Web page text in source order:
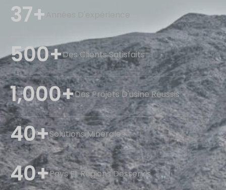
37+
500+Des Clients Satisfaits
1,000+Des Projets D'usine Réussis
40+Solutions Minérales
40+Pays Et Régions Desservis